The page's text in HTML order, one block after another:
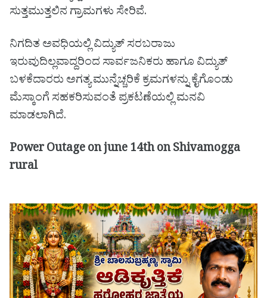
ಸುತ್ತಮುತ್ತಲಿನ ಗ್ರಾಮಗಳು ಸೇರಿವೆ.
ನಿಗದಿತ ಅವಧಿಯಲ್ಲಿ ವಿದ್ಯುತ್ ಸರಬರಾಜು
ಇರುವುದಿಲ್ಲವಾದ್ದರಿಂದ ಸಾರ್ವಜನಿಕರು ಹಾಗೂ ವಿದ್ಯುತ್
ಬಳಕೆದಾರರು ಅಗತ್ಯ ಮುನ್ನೆಚ್ಚರಿಕೆ ಕ್ರಮಗಳನ್ನು ಕೈಗೊಂಡು
ಮೆಸ್ಕಾಂಗೆ ಸಹಕರಿಸುವಂತೆ ಪ್ರಕಟಣೆಯಲ್ಲಿ ಮನವಿ
ಮಾಡಲಾಗಿದೆ.
Power Outage on june 14th on Shivamogga
rural